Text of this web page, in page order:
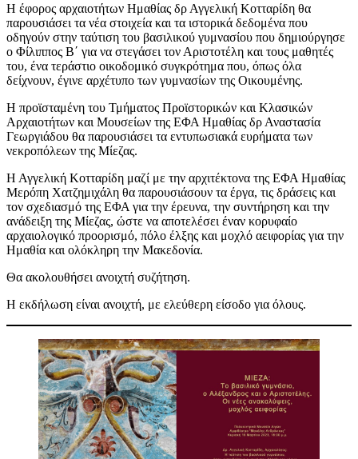
Η έφορος αρχαιοτήτων Ημαθίας δρ Αγγελική Κοτταρίδη θα
παρουσιάσει τα νέα στοιχεία και τα ιστορικά δεδομένα που
οδηγούν στην ταύτιση του βασιλικού γυμνασίου που δημιούργησε
ο Φίλιππος Β΄ για να στεγάσει τον Αριστοτέλη και τους μαθητές
του, ένα τεράστιο οικοδομικό συγκρότημα που, όπως όλα
δείχνουν, έγινε αρχέτυπο των γυμνασίων της Οικουμένης.
Η προϊσταμένη του Τμήματος Προϊστορικών και Κλασικών
Αρχαιοτήτων και Μουσείων της ΕΦΑ Ημαθίας δρ Αναστασία
Γεωργιάδου θα παρουσιάσει τα εντυπωσιακά ευρήματα των
νεκροπόλεων της Μίεζας.
Η Αγγελική Κοτταρίδη μαζί με την αρχιτέκτονα της ΕΦΑ Ημαθίας
Μερόπη Χατζημιχάλη θα παρουσιάσουν τα έργα, τις δράσεις και
τον σχεδιασμό της ΕΦΑ για την έρευνα, την συντήρηση και την
ανάδειξη της Μίεζας, ώστε να αποτελέσει έναν κορυφαίο
αρχαιολογικό προορισμό, πόλο έλξης και μοχλό αειφορίας για την
Ημαθία και ολόκληρη την Μακεδονία.
Θα ακολουθήσει ανοιχτή συζήτηση.
Η εκδήλωση είναι ανοιχτή, με ελεύθερη είσοδο για όλους.